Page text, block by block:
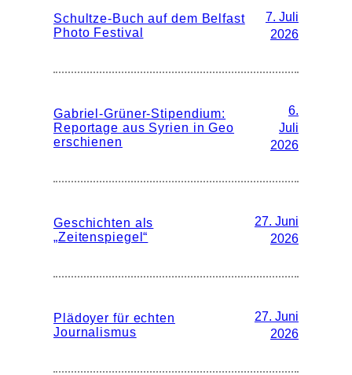
Schultze-Buch auf dem Belfast
Photo Festival
7. Juli
2026
Gabriel-Grüner-Stipendium:
Reportage aus Syrien in Geo
erschienen
6.
Juli
2026
Geschichten als
„Zeitenspiegel“
27. Juni
2026
Plädoyer für echten
Journalismus
27. Juni
2026